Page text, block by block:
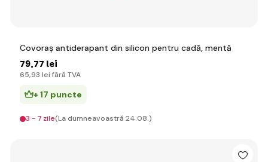
Covoraș antiderapant din silicon pentru cadă, mentă
79,77 lei
65,93 lei fără TVA
+ 17 puncte
3 - 7 zile(La dumneavoastră 24.08.)